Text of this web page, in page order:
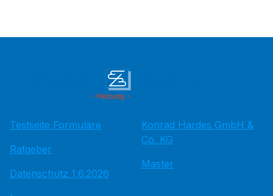
Testseite Formulare
Ratgeber
Datenschutz 1.6.2026
Konrad Hardes GmbH &
Co. KG
Master